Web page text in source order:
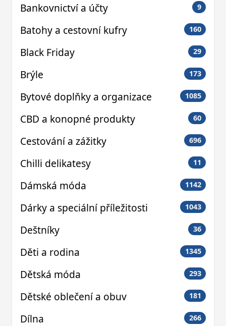
Bankovnictví a účty 9
Batohy a cestovní kufry 160
Black Friday 29
Brýle 173
Bytové doplňky a organizace 1085
CBD a konopné produkty 60
Cestování a zážitky 696
Chilli delikatesy 11
Dámská móda 1142
Dárky a speciální příležitosti 1043
Deštníky 36
Děti a rodina 1345
Dětská móda 293
Dětské oblečení a obuv 181
Dílna 266